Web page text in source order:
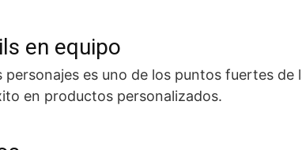
en equipo
es uno de los puntos fuertes
en productos personalizados.